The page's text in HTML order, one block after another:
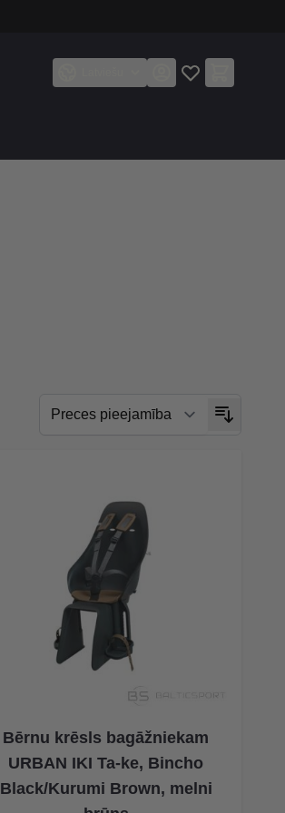
Bērnu krēsls bagāžniekam
URBAN IKI Ta-ke, Bincho
Black/Kurumi Brown, melni